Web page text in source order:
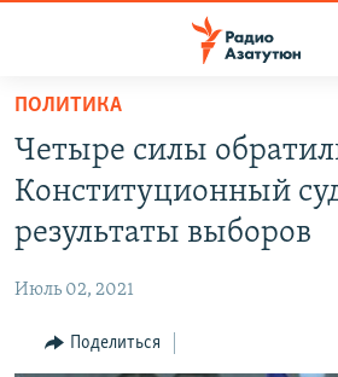
Перейти
основному
содержанию
основной
Перейти
НОВОСТИ
ЭКОНОМИКА
РЕГИОН
ПОЛИТИКА
Четыре силы
Конституционный
результаты выборов
Июль 02, 2021
Поделиться